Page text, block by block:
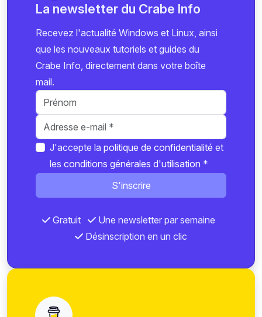
La newsletter du Crabe Info
Recevez l'actualité Windows et Linux, ainsi
que les nouveaux tutoriels et guides du
Crabe Info, directement dans votre boîte
mail.
J'accepte la politique de confidentialité et
les conditions générales d'utilisation *
S'inscrire
Gratuit
Une newsletter par semaine
Désinscription en un clic